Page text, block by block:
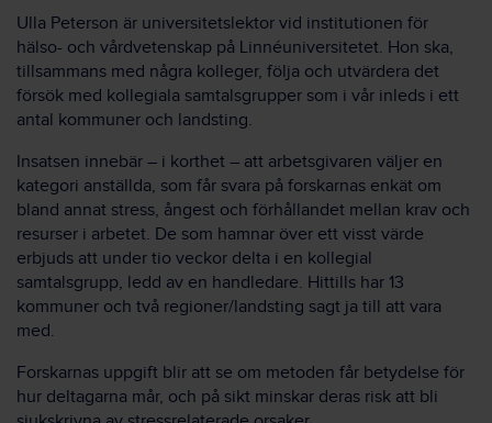
Ulla Peterson är universitetslektor vid institutionen för
hälso- och vårdvetenskap på Linnéuniversitetet. Hon ska,
tillsammans med några kolleger, följa och utvärdera det
försök med kollegiala samtalsgrupper som i vår inleds i ett
antal kommuner och landsting.
Insatsen innebär – i korthet – att arbetsgivaren väljer en
kategori anställda, som får svara på forskarnas enkät om
bland annat stress, ångest och förhållandet mellan krav och
resurser i arbetet. De som hamnar över ett visst värde
erbjuds att under tio veckor delta i en kollegial
samtalsgrupp, ledd av en handledare. Hittills har 13
kommuner och två regioner/landsting sagt ja till att vara
med.
Forskarnas uppgift blir att se om metoden får betydelse för
hur deltagarna mår, och på sikt minskar deras risk att bli